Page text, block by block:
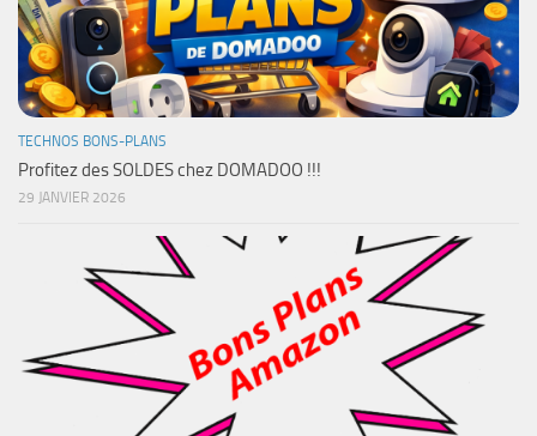
TECHNOS BONS-PLANS
Profitez des SOLDES chez DOMADOO !!!
29 JANVIER 2026